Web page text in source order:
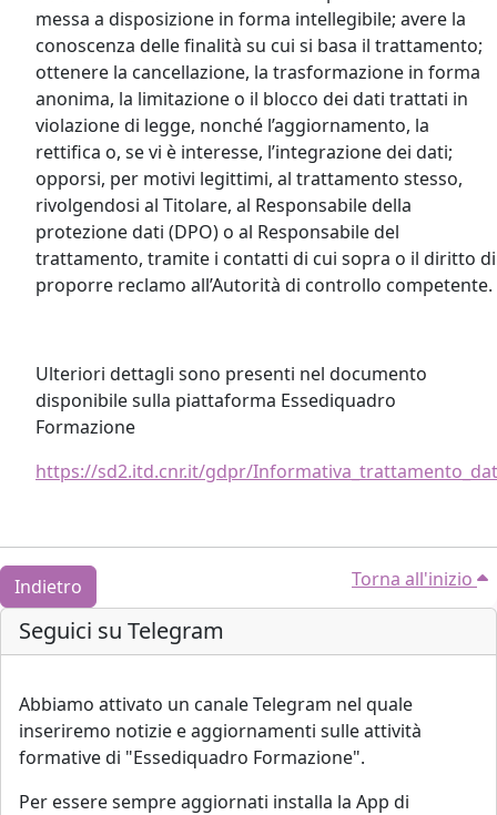
messa a disposizione in forma intellegibile; avere la
conoscenza delle finalità su cui si basa il trattamento;
ottenere la cancellazione, la trasformazione in forma
anonima, la limitazione o il blocco dei dati trattati in
violazione di legge, nonché l’aggiornamento, la
rettifica o, se vi è interesse, l’integrazione dei dati;
opporsi, per motivi legittimi, al trattamento stesso,
rivolgendosi al Titolare, al Responsabile della
protezione dati (DPO) o al Responsabile del
trattamento, tramite i contatti di cui sopra o il diritto di
proporre reclamo all’Autorità di controllo competente.
Ulteriori dettagli sono presenti nel documento
disponibile sulla piattaforma Essediquadro
Formazione
https://sd2.itd.cnr.it/gdpr/
Indietro Torna all'inizio
Blocchi
Salta Seguici su Telegram
Seguici su Telegram
Abbiamo attivato un canale Telegram nel quale
inseriremo notizie e aggiornamenti sulle attività
formative di "Essediquadro Formazione".
Per essere sempre aggiornati installa la App di